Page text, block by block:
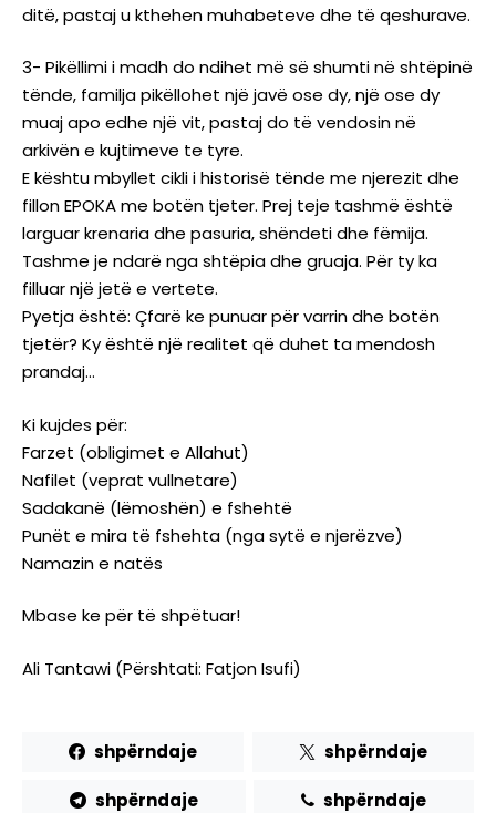
ditë, pastaj u kthehen muhabeteve dhe të qeshurave.
3- Pikëllimi i madh do ndihet më së shumti në shtëpinë
tënde, familja pikëllohet një javë ose dy, një ose dy
muaj apo edhe një vit, pastaj do të vendosin në
arkivën e kujtimeve te tyre.
E kështu mbyllet cikli i historisë tënde me njerezit dhe
fillon EPOKA me botën tjeter. Prej teje tashmë është
larguar krenaria dhe pasuria, shëndeti dhe fëmija.
Tashme je ndarë nga shtëpia dhe gruaja. Për ty ka
filluar një jetë e vertete.
Pyetja është: Çfarë ke punuar për varrin dhe botën
tjetër? Ky është një realitet që duhet ta mendosh
prandaj…
Ki kujdes për:
Farzet (obligimet e Allahut)
Nafilet (veprat vullnetare)
Sadakanë (lëmoshën) e fshehtë
Punët e mira të fshehta (nga sytë e njerëzve)
Namazin e natës
Mbase ke për të shpëtuar!
Ali Tantawi (Përshtati: Fatjon Isufi)
shpërndaje shpërndaje
shpërndaje shpërndaje